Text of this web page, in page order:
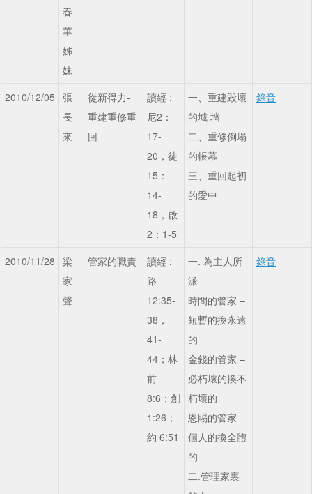
春
華
姊
妹
2010/12/05 張
長
來
從新得力-
重建重修重
回
讀經 :
尼2：
17-
20，徒
15：
14-
18，啟
2：1-5
一、重建毁壞
的城 墙
二、重修倒塌
的帳幕
三、重回起初
的愛中
錄音
2010/11/28 梁
家
聲
管家的職責
讀經 :
路
12:35-
38，
41-
44；林
前
8:6；創
1:26；
約 6:51
一. 為主人所
派
時間的管家 –
短暫的換永遠
的
金錢的管家 –
必朽壞的換不
朽壞的
恩賜的管家 –
個人的換全體
的
二.管理家裏
錄音